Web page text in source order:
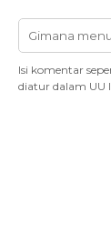
Isi komentar
diatur dalam UU